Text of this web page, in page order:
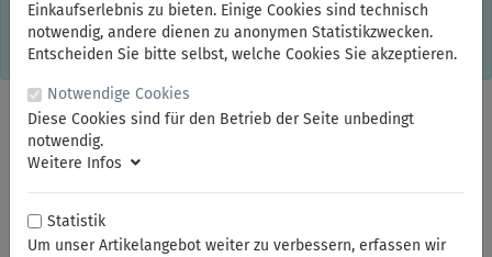
gespeichert. Ohne Cookies ist der Funktionsumfang des
Online-Shops eingeschränkt. Sind Sie damit nicht
einverstanden, klicken Sie bitte hier.
Einkaufserlebnis zu bieten. Einige Cookies sind technisch
notwendig, andere dienen zu anonymen Statistikzwecken.
Entscheiden Sie bitte selbst, welche Cookies Sie akzeptieren.
Notwendige Cookies
Diese Cookies sind für den Betrieb der Seite unbedingt
notwendig.
Weitere Infos
Statistik
Um unser Artikelangebot weiter zu verbessern, erfassen wir